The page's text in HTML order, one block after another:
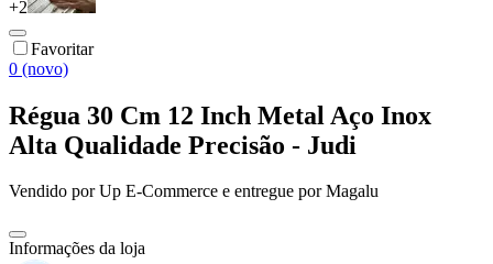
+2
Favoritar
0 (novo)
Régua 30 Cm 12 Inch Metal Aço Inox
Alta Qualidade Precisão - Judi
Vendido porUp E-Commerce e entregue por Magalu
Informações da loja